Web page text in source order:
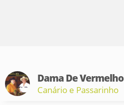
Dama De Vermelho
Canário e Passarinho